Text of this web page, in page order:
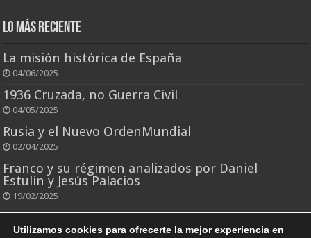
Lo más reciente
La misión histórica de España
04/06/2025
1936 Cruzada, no Guerra Civil
04/05/2025
Rusia y el Nuevo OrdenMundial
02/04/2025
Franco y su régimen analizados por Daniel
Estulin y Jesús Palacios
19/02/2025
El rey que todo lo perdió
25/10/2024
Utilizamos cookies para ofrecerte la mejor experiencia en